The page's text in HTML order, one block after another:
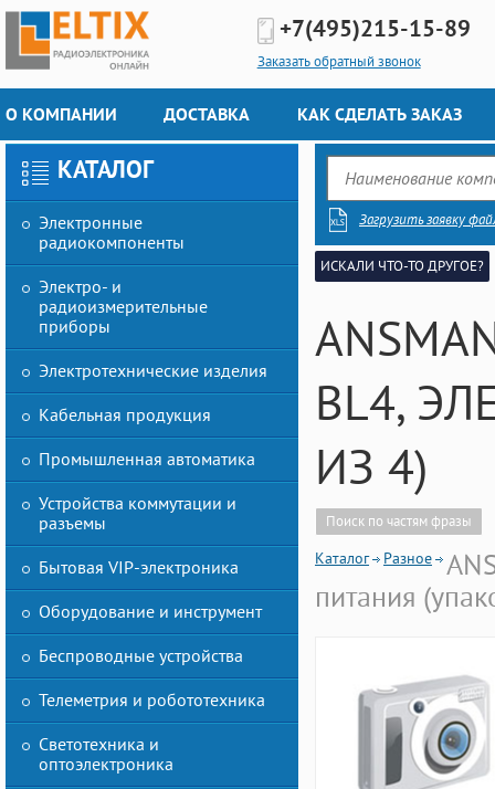
+7(495)215-15-89
Заказать обратный звонок
О КОМПАНИИ ДОСТАВКА КАК СДЕЛАТЬ ЗАКАЗ
КАТАЛОГ
Электронные
радиокомпоненты
Электро- и
радиоизмерительные
приборы
Электротехнические изделия
Кабельная продукция
Промышленная автоматика
Устройства коммутации и
разъемы
Бытовая VIP-электроника
Оборудование и инструмент
Беспроводные устройства
Телеметрия и робототехника
Светотехника и
оптоэлектроника
Загрузить заявку
ИСКАЛИ ЧТО-ТО ДРУГОЕ?
BL4,
ИЗ 4)
Поиск по частям фразы
Каталог Разное
питания